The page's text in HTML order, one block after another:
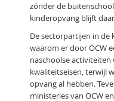
zónder de
kinderopvang blijft
De sectorpartijen in de
waarom er door OCW
naschoolse
kwaliteitseisen, terwijl
opvang al hebben.
ministeries van OCW